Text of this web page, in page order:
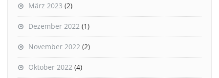
März 2023 (2)
Dezember 2022 (1)
November 2022 (2)
Oktober 2022 (4)